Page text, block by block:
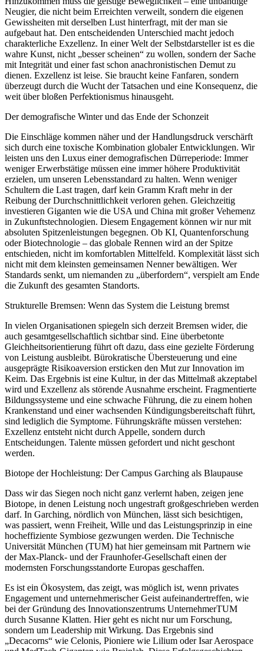
Neugier, die nicht beim Erreichten verweilt, sondern die eigenen
Gewissheiten mit derselben Lust hinterfragt, mit der man sie
aufgebaut hat. Den entscheidenden Unterschied macht jedoch
charakterliche Exzellenz. In einer Welt der Selbstdarsteller ist es die
wahre Kunst, nicht „besser scheinen“ zu wollen, sondern der Sache
mit Integrität und einer fast schon anachronistischen Demut zu
dienen. Exzellenz ist leise. Sie braucht keine Fanfaren, sondern
überzeugt durch die Wucht der Tatsachen und eine Konsequenz, die
weit über bloßen Perfektionismus hinausgeht.
Der demografische Winter und das Ende der Schonzeit
Die Einschläge kommen näher und der Handlungsdruck verschärft
sich durch eine toxische Kombination globaler Entwicklungen. Wir
leisten uns den Luxus einer demografischen Dürreperiode: Immer
weniger Erwerbstätige müssen eine immer höhere Produktivität
erzielen, um unseren Lebensstandard zu halten. Wenn weniger
Schultern die Last tragen, darf kein Gramm Kraft mehr in der
Reibung der Durchschnittlichkeit verloren gehen. Gleichzeitig
investieren Giganten wie die USA und China mit großer Vehemenz
in Zukunftstechnologien. Diesem Engagement können wir nur mit
absoluten Spitzenleistungen begegnen. Ob KI, Quantenforschung
oder Biotechnologie – das globale Rennen wird an der Spitze
entschieden, nicht im komfortablen Mittelfeld. Komplexität lässt sich
nicht mit dem kleinsten gemeinsamen Nenner bewältigen. Wer
Standards senkt, um niemanden zu „überfordern“, verspielt am Ende
die Zukunft des gesamten Standorts.
Strukturelle Bremsen: Wenn das System die Leistung bremst
In vielen Organisationen spiegeln sich derzeit Bremsen wider, die
auch gesamtgesellschaftlich sichtbar sind. Eine überbetonte
Gleichheitsorientierung führt oft dazu, dass eine gezielte Förderung
von Leistung ausbleibt. Bürokratische Übersteuerung und eine
ausgeprägte Risikoaversion ersticken den Mut zur Innovation im
Keim. Das Ergebnis ist eine Kultur, in der das Mittelmaß akzeptabel
wird und Exzellenz als störende Ausnahme erscheint. Fragmentierte
Bildungssysteme und eine schwache Führung, die zu einem hohen
Krankenstand und einer wachsenden Kündigungsbereitschaft führt,
sind lediglich die Symptome. Führungskräfte müssen verstehen:
Exzellenz entsteht nicht durch Appelle, sondern durch
Entscheidungen. Talente müssen gefordert und nicht geschont
werden.
Biotope der Hochleistung: Der Campus Garching als Blaupause
Dass wir das Siegen noch nicht ganz verlernt haben, zeigen jene
Biotope, in denen Leistung noch ungestraft großgeschrieben werden
darf. In Garching, nördlich von München, lässt sich besichtigen,
was passiert, wenn Freiheit, Wille und das Leistungsprinzip in eine
hocheffiziente Symbiose gezwungen werden. Die Technische
Universität München (TUM) hat hier gemeinsam mit Partnern wie
der Max-Planck- und der Fraunhofer-Gesellschaft einen der
modernsten Forschungsstandorte Europas geschaffen.
Es ist ein Ökosystem, das zeigt, was möglich ist, wenn privates
Engagement und unternehmerischer Geist aufeinandertreffen, wie
bei der Gründung des Innovationszentrums UnternehmerTUM
durch Susanne Klatten. Hier geht es nicht nur um Forschung,
sondern um Leadership mit Wirkung. Das Ergebnis sind
„Decacorns“ wie Celonis, Pioniere wie Lilium oder Isar Aerospace